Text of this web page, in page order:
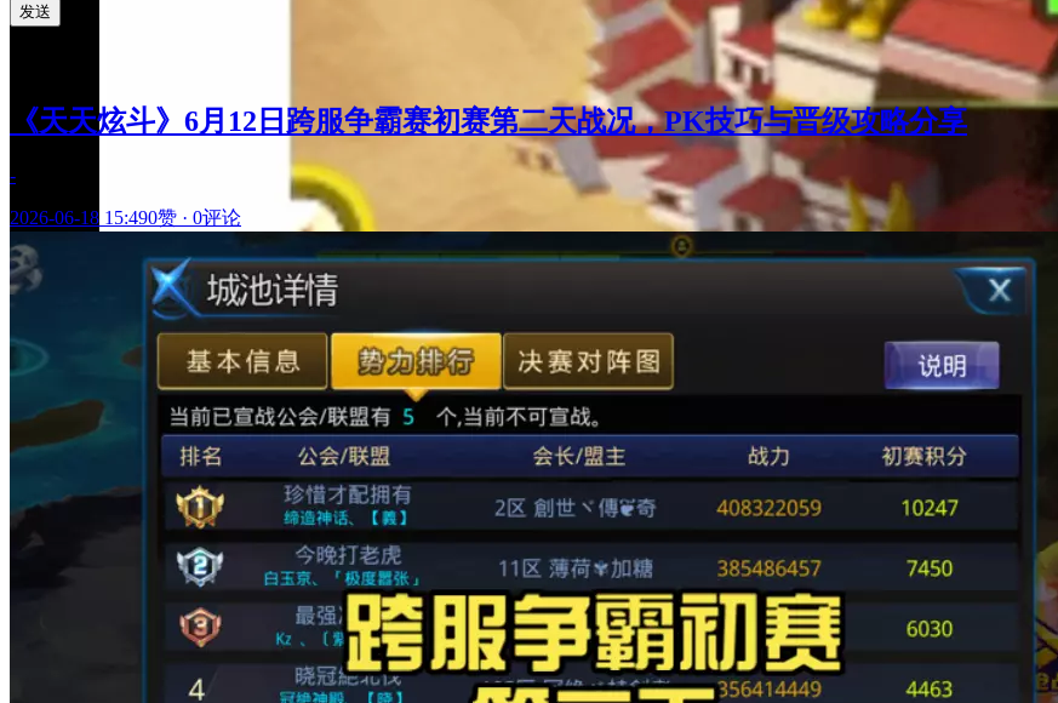
发送
《天天炫斗》6月12日跨服争霸赛初赛第二天战况，PK技巧与晋级攻略分享
-
2026-06-18 15:490赞 · 0评论